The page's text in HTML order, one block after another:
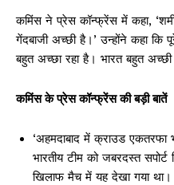
कमिंस ने प्रेस कॉन्फ्रेंस में कहा,
गेंदबाजी अच्छी है।’ उन्होंने कहा कि
बहुत अच्छा रहा है। भारत बहुत
कमिंस के प्रेस कॉन्फ्रेंस की बड़ी बातें
‘अहमदाबाद में क्राउड एकतरफा
भारतीय टीम को जबरदस्त
खिलाफ मैच में यह देखा गया